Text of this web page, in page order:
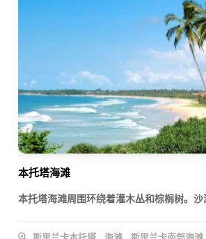
本托塔海滩
本托塔海滩周围环绕着灌木丛和棕榈树。